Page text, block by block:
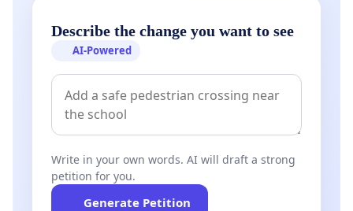
Describe the change you want to see
AI-Powered
Write in your own words. AI will draft a strong
petition for you.
Generate Petition